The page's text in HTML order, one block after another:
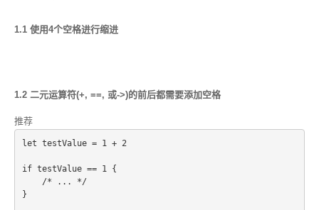
1.1 使用4个空格进行缩进
1.2 二元运算符(+, ==, 或->)的前后都需要添加空格
推荐
let testValue = 1 + 2
if testValue == 1 {
    /* ... */
}